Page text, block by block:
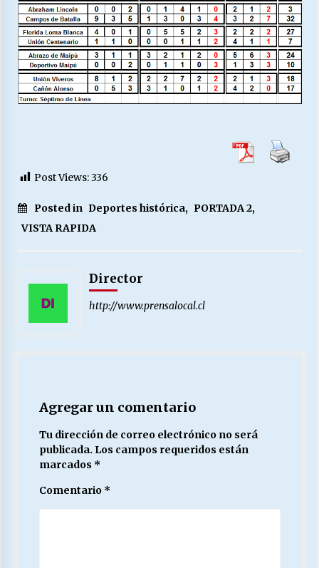
Post Views:336
Posted in Deportes histórica, PORTADA 2,
VISTA RAPIDA
Director
http://www.prensalocal.cl
Agregar un comentario
Tu dirección de correo electrónico no será
publicada. Los campos requeridos están
marcados *
Comentario *